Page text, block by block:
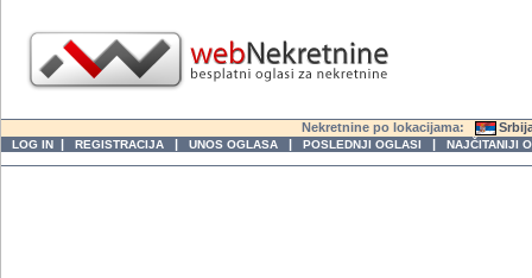
Nekretnine po lokacijama:
LOG IN | REGISTRACIJA | UNOS OGLASA | POSLEDNJI OGLASI | NAJČITANIJI